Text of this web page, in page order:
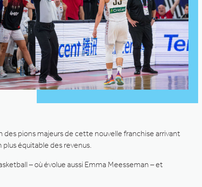
des pions majeurs de cette nouvelle franchise arrivant
équitable des revenus.
– où évolue aussi Emma Meesseman – et